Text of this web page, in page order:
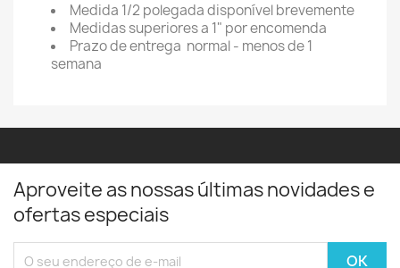
Medida 1/2 polegada disponível brevemente
Medidas superiores a 1" por encomenda
Prazo de entrega normal - menos de 1
semana
Aproveite as nossas últimas novidades e
ofertas especiais